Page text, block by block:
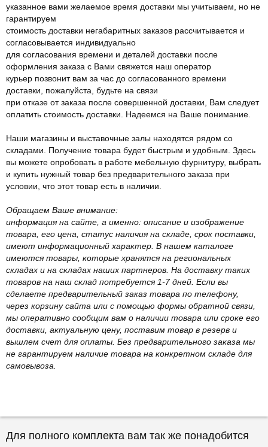
указанное вами желаемое время доставки мы учитываем, но не
гарантируем
стоимость доставки негабаритных заказов рассчитывается и
согласовывается индивидуально
для согласования времени и деталей доставки после
оформления заказа с Вами свяжется наш оператор
курьер позвонит вам за час до согласованного времени
доставки, пожалуйста, будьте на связи
при отказе от заказа после совершенной доставки, Вам следует
оплатить стоимость доставки. Надеемся на Ваше понимание.
Наши магазины и выставочные залы находятся рядом со
складами. Получение товара будет быстрым и удобным. Здесь
вы можете опробовать в работе мебельную фурнитуру, выбрать
и купить нужный товар без предварительного заказа при
условии, что этот товар есть в наличии.
Обращаем Ваше внимание:
информация на сайте, а именно: описание и изображение
товара, его цена, статус наличия на складе, срок поставки,
имеют информационный характер. В нашем каталоге
имеются товары, которые хранятся на региональных
складах и на складах наших партнеров. На доставку таких
товаров на наш склад потребуется 1-7 дней. Если вы
сделаете предварительный заказ товара по телефону,
через корзину сайта или с помощью формы обратной связи,
мы оперативно сообщим вам о наличии товара или сроке его
доставки, актуальную цену, поставим товар в резерв и
вышлем счет для оплаты. Без предварительного заказа мы
не гарантируем наличие товара на конкретном складе для
самовывоза.
Для полного комплекта вам так же понадобится